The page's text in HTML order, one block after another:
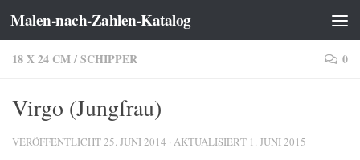
Zum Inhalt springen
Malen-nach-Zahlen-Katalog
18 X 24 CM/SCHIPPER 0
Virgo (Jungfrau)
VERÖFFENTLICHT25. JUNI 2014 · AKTUALISIERT 1. JUNI 2015